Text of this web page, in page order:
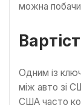
можна
Одним із
між авто зі
США часто